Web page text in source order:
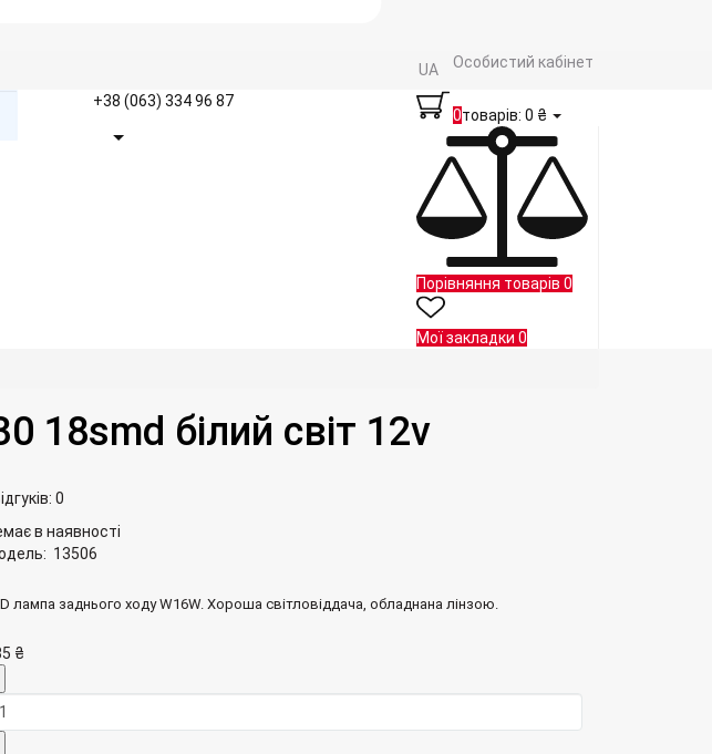
Особистий кабінет
UA
+38 (063) 334 96 87
0товарів: 0 ₴
Порівняння товарів 0
Мої закладки 0
18smd білий світ 12v
0
в наявності
13506
лампа заднього ходу W16W. Хороша світловіддача, обладнана лінзою.
₴